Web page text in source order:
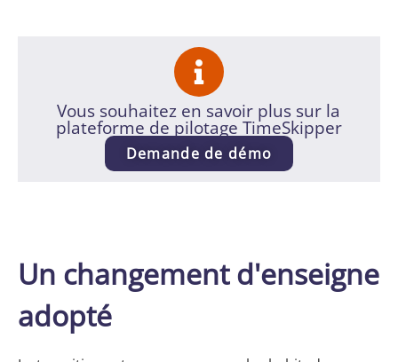
Vous souhaitez en savoir plus sur la
plateforme de pilotage TimeSkipper
Demande de démo
Un changement d'enseigne
adopté